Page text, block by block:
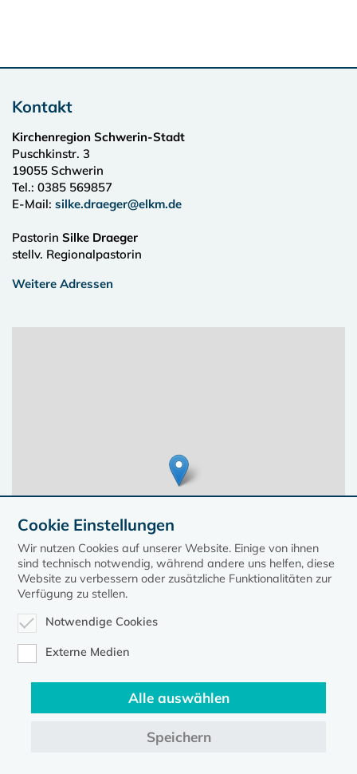
Kontakt
Kirchenregion Schwerin-Stadt
Puschkinstr. 3
19055 Schwerin
Tel.: 0385 569857
E-Mail: silke.draeger@elkm.de
Pastorin Silke Draeger
stellv. Regionalpastorin
Weitere Adressen
Diese Seite gehört zum Portalkirche-mv.de
Evangelische Kirche in Mecklenburg-Vorpommern © 2026
Cookie Einstellungen
Wir nutzen Cookies auf unserer Website. Einige von ihnen
sind technisch notwendig, während andere uns helfen, diese
Website zu verbessern oder zusätzliche Funktionalitäten zur
Verfügung zu stellen.
Notwendige Cookies
Externe Medien
Alle auswählen
Speichern